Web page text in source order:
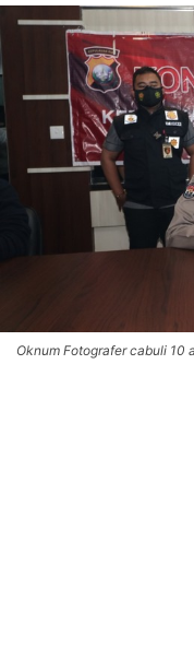
Oknum Fotografer cabuli 10